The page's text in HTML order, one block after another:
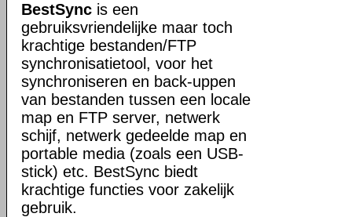
BestSync is een
gebruiksvriendelijke maar toch
krachtige bestanden/FTP
synchronisatietool, voor het
synchroniseren en back-uppen
van bestanden tussen een locale
map en FTP server, netwerk
schijf, netwerk gedeelde map en
portable media (zoals een USB-
stick) etc. BestSync biedt
krachtige functies voor zakelijk
gebruik.